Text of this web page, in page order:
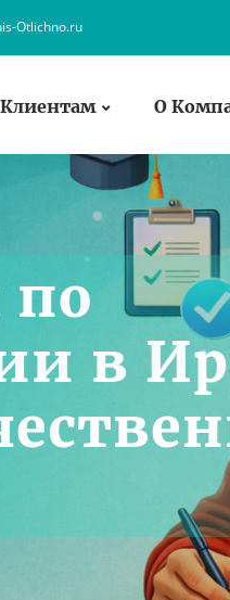
Otlichno.ru
Клиентам О
по
в